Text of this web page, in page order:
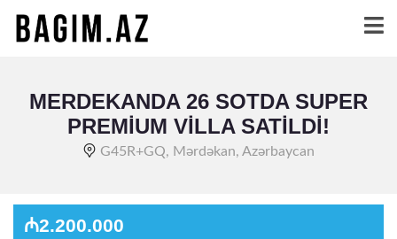
MERDEKANDA 26 SOTDA SUPER
PREMIUM VILLA SATILDI!
G45R+GQ, Mərdəkan, Azərbaycan
₼2.200.000